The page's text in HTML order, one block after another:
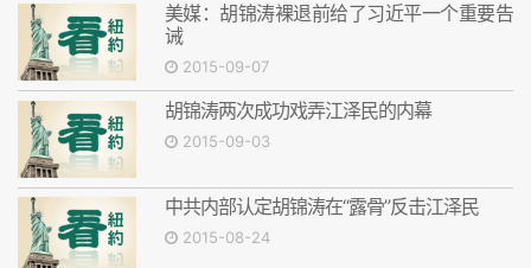
美媒：胡锦涛裸退前给了习近平一个重要告
诫
2015-09-07
胡锦涛两次成功戏弄江泽民的内幕
2015-09-03
中共内部认定胡锦涛在“露骨”反击江泽民
2015-08-24